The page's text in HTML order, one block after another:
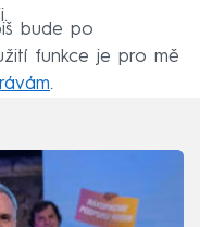
bude po
funkce je pro mě
.